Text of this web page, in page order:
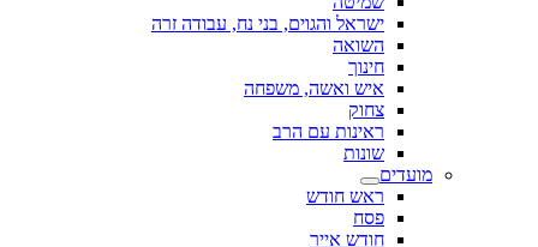
ישראל והגוים, בני נח, עבודה זרה
השואה
חינוך
איש ואשה, משפחה
צחוק
ראינות עם הרב
שונות
מועדים
ראש חודש
פסח
חודש אייר